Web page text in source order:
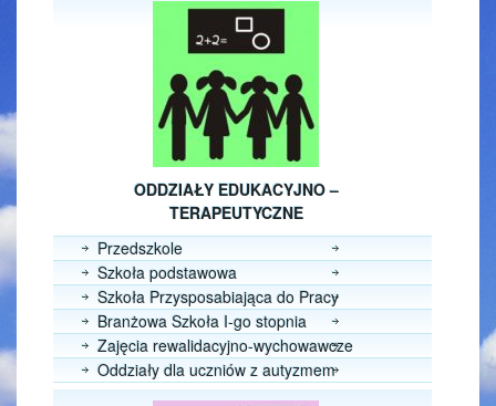
ODDZIAŁY EDUKACYJNO –
TERAPEUTYCZNE
Przedszkole
Szkoła podstawowa
Szkoła Przysposabiająca do Pracy
Branżowa Szkoła I-go stopnia
Zajęcia rewalidacyjno-wychowawcze
Oddziały dla uczniów z autyzmem